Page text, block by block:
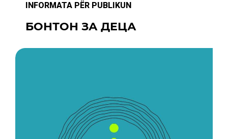
INFORMATA PËR PUBLIKUN
БОНТОН ЗА ДЕЦА